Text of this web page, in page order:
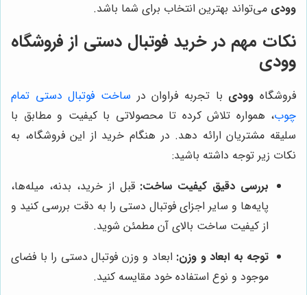
وودی می‌تواند بهترین انتخاب برای شما باشد.
نکات مهم در خرید فوتبال دستی از فروشگاه
وودی
فروشگاه وودی با تجربه فراوان در ساخت فوتبال دستی تمام
چوب، همواره تلاش کرده تا محصولاتی با کیفیت و مطابق با
سلیقه مشتریان ارائه دهد. در هنگام خرید از این فروشگاه، به
نکات زیر توجه داشته باشید:
بررسی دقیق کیفیت ساخت: قبل از خرید، بدنه، میله‌ها،
پایه‌ها و سایر اجزای فوتبال دستی را به دقت بررسی کنید و
از کیفیت ساخت بالای آن مطمئن شوید.
توجه به ابعاد و وزن: ابعاد و وزن فوتبال دستی را با فضای
موجود و نوع استفاده خود مقایسه کنید.